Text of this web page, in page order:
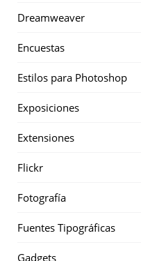
Dreamweaver
Encuestas
Estilos para Photoshop
Exposiciones
Extensiones
Flickr
Fotografía
Fuentes Tipográficas
Gadgets